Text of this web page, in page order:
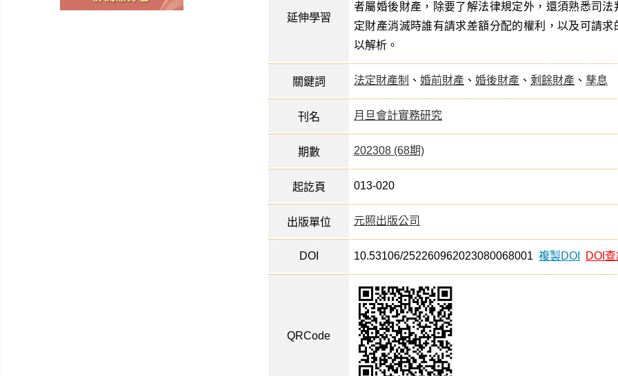
延伸學習
者屬婚後財產，除要了解法律規定外，還須熟悉司
定財產消滅時誰有請求差額分配的權利，以及可請
以解析。
關鍵詞 法定財產制 、 婚前財產 、 婚後財產 、 剩餘財產 、 孳息
刊名 月旦會計實務研究
期數 202308 (68期)
起訖頁 013-020
出版單位 元照出版公司
DOI 10.53106/252260962023080068001 複製DOI DOI
QRCode